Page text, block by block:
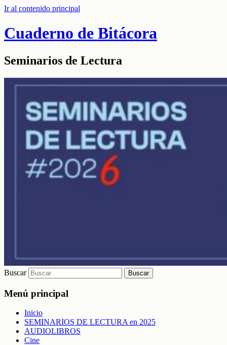
Ir al contenido principal
Cuaderno de Bitácora
Seminarios de Lectura
Buscar
Menú principal
Inicio
SEMINARIOS DE LECTURA en 2025
AUDIOLIBROS
Cine